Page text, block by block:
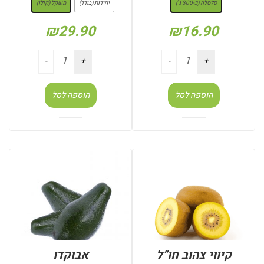
סלסלה (כ-300 ג')
₪16.90
הוספה לסל
יחידות (בודד) משקל (קילו)
₪29.90
הוספה לסל
קיווי צהוב חו”ל אבוקדו